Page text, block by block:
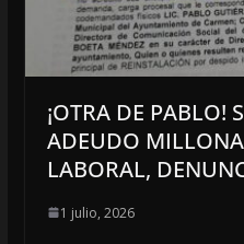
¡OTRA DE PABLO!
ADEUDO
LABORAL,
1 julio, 2026